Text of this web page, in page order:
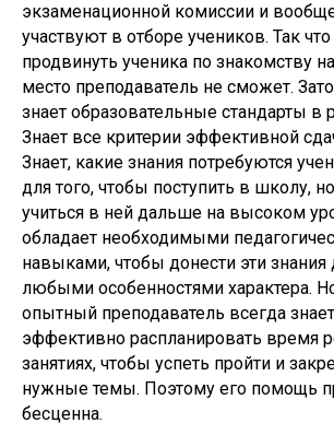
экзаменационной комиссии и
участвуют в отборе учеников. Так что
продвинуть ученика по знакомству
место преподаватель не сможет.
знает образовательные стандарты в
Знает все критерии эффективной
Знает, какие знания потребуются
для того, чтобы поступить в школу,
учиться в ней дальше на высоком
обладает необходимыми
навыками, чтобы донести эти знания
любыми особенностями характера.
опытный преподаватель всегда
эффективно распланировать время
занятиях, чтобы успеть пройти и
нужные темы. Поэтому его помощь
бесценна.